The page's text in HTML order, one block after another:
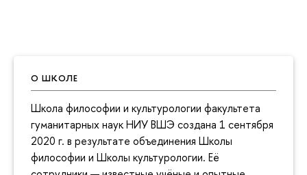
О ШКОЛЕ
Школа философии и культурологии факультета
гуманитарных наук НИУ ВШЭ создана 1 сентября
2020 г. в результате объединения Школы
философии и Школы культурологии. Её